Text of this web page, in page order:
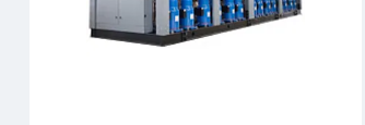
Тип компрессора Спиральный (Scroll)